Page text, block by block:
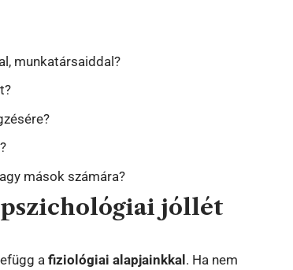
munkatársaiddal?
mások számára?
pszichológiai jóllét
afiziológiai alapjainkkal . Ha nem